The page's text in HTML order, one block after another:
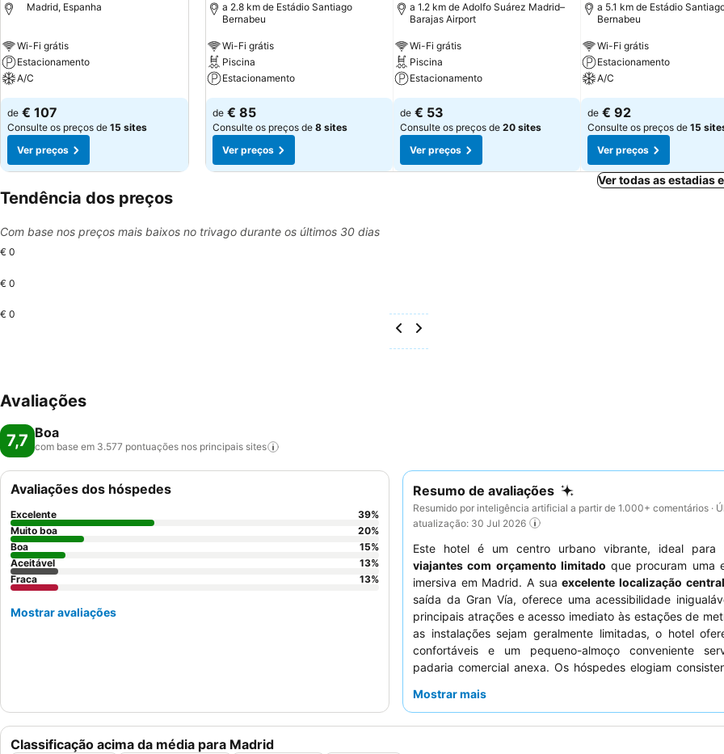
Madrid, Espanha
Wi-Fi grátis
Estacionamento
A/C
de € 107
Consulte os preços de 15 sites
Ver preços
a 2.8 km de Estádio Santiago
Bernabeu
Wi-Fi grátis
Piscina
Estacionamento
de € 85
Consulte os preços de 8 sites
Ver preços
a 1.2 km de Adolfo Suárez Madrid–
Barajas Airport
Wi-Fi grátis
Piscina
Estacionamento
de € 53
Consulte os preços de 20 sites
Ver preços
a 5.1 km de Estádio
Bernabeu
Wi-Fi grátis
Estacionamento
A/C
de € 92
Consulte os preços de 15
Ver preços
Ver todas as estadias
Tendência dos preços
Com base nos preços mais baixos no trivago durante os últimos 30 dias
€ 0
€ 0
€ 0
Avaliações
7,7 Boa
com base em 3.577 pontuações nos principais sites
Resumo de avaliações
Resumido por inteligência artificial a partir de 1.000+ comentários ·
atualização: 30 Jul 2026
Este hotel é um centro urbano vibrante, ideal para
viajantes com orçamento limitado que procuram uma
imersiva em Madrid. A suaexcelente localização central
saída da Gran Vía, oferece uma acessibilidade
principais atrações e acesso imediato às estações de
as instalações sejam geralmente limitadas, o hotel
confortáveis e um pequeno-almoço conveniente
padaria comercial anexa. Os hóspedes elogiam
serviço atencioso e recomendações locais. Para uma
Mostrar mais
Classificação acima da média para Madrid
Avaliações dos hóspedes
Excelente 39%
Muito boa
20%
Boa
15%
Aceitável
13%
Fraca
13%
Mostrar avaliações